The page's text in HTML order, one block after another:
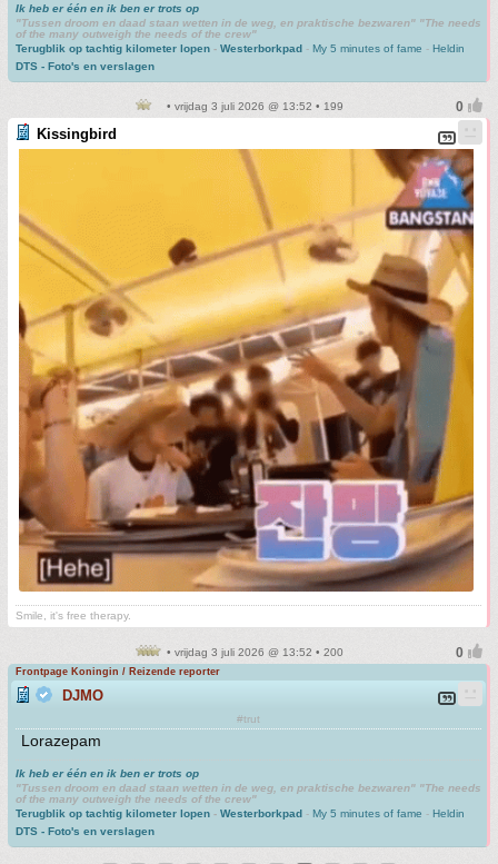
Ik heb er één en ik ben er trots op
"Tussen droom en daad staan wetten in de weg, en praktische bezwaren" "The needs
of the many outweigh the needs of the crew"
Terugblik op tachtig kilometer lopen - Westerborkpad - My 5 minutes of fame - Heldin
DTS - Foto's en verslagen
• vrijdag 3 juli 2026 @ 13:52 • 199
Kissingbird
Smile, it's free therapy.
• vrijdag 3 juli 2026 @ 13:52 • 200
Frontpage Koningin / Reizende reporter
DJMO
#trut
Lorazepam
Ik heb er één en ik ben er trots op
"Tussen droom en daad staan wetten in de weg, en praktische bezwaren" "The needs
of the many outweigh the needs of the crew"
Terugblik op tachtig kilometer lopen - Westerborkpad - My 5 minutes of fame - Heldin
DTS - Foto's en verslagen